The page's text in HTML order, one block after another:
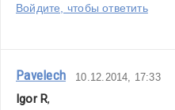
Войдите, чтобы ответить
Pavelech 10.12.2014, 17:33
Igor R,